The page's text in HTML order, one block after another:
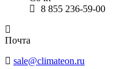
8 855 236-59-00
Почта
sale@climateon.ru